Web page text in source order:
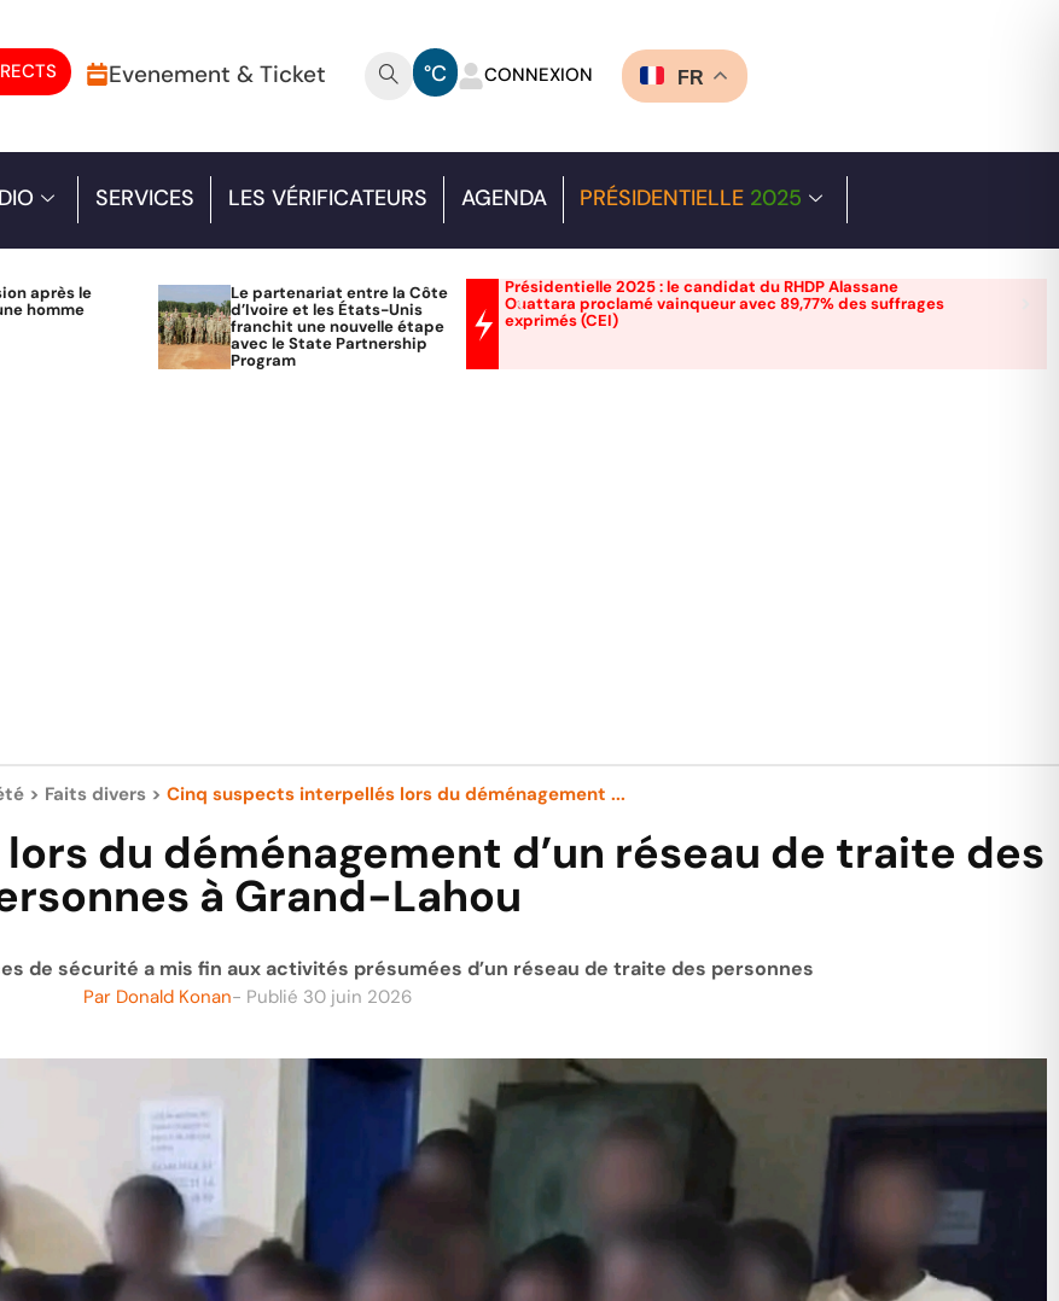
Evenement & Ticket °C CONNEXION FR
SERVICES LES VÉRIFICATEURS AGENDA PRÉSIDENTIELLE 2025
après le
homme
Le partenariat entre la Côte
d’Ivoire et les États-Unis
franchit une nouvelle étape
avec le State Partnership
Program
Présidentielle 2025 : le candidat du RHDP Alassane
Ouattara proclamé vainqueur avec 89,77% des suffrages
exprimés (CEI)
> Faits divers > Cinq suspects interpellés lors du déménagement ...
du déménagement d’un réseau de traite des
à Grand-Lahou
de sécurité a mis fin aux activités présumées d’un réseau de traite des personnes
Par Donald Konan- Publié 30 juin 2026